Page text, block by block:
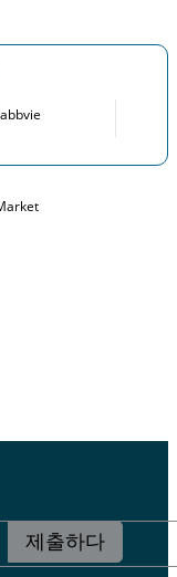
제출하다